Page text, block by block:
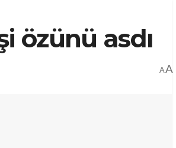
özünü asdı
AA